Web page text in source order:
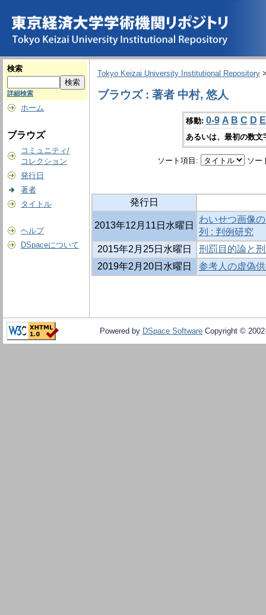
検索
詳細検索
ホーム
ブラウズ
コミュニティ/
コレクション
発行日
著者
タイトル
ヘルプ
DSpaceについて
Tokyo Keizai University Institutional Repository
ブラウズ : 著者 中村, 悠人
移動: 0-9 A B C D E
あるいは、最初の数
ソート項目: ソー
発行日
2013年12月11日水曜日
わいせつ画像
列 : 判例研究
2015年2月25日水曜日
刑罰目的論と
2019年2月20日水曜日
参考人の虚偽
Powered by DSpace Software Copyright ©